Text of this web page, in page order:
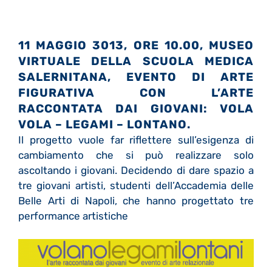
11 MAGGIO 3013, ORE 10.00, MUSEO
VIRTUALE DELLA SCUOLA MEDICA
SALERNITANA, EVENTO DI ARTE
FIGURATIVA CON L’ARTE
RACCONTATA DAI GIOVANI: VOLA
VOLA – LEGAMI – LONTANO.
Il progetto vuole far riflettere sull’esigenza di
cambiamento che si può realizzare solo
ascoltando i giovani. Decidendo di dare spazio a
tre giovani artisti, studenti dell’Accademia delle
Belle Arti di Napoli, che hanno progettato tre
performance artistiche